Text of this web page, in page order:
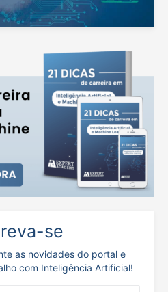
se
as novidades do portal e
com Inteligência Artificial!